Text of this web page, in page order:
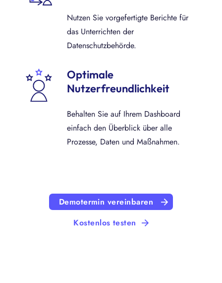
Nutzen Sie vorgefertigte Berichte für
das Unterrichten der
Datenschutzbehörde.
Optimale
Nutzerfreundlichkeit
Behalten Sie auf Ihrem Dashboard
einfach den Überblick über alle
Prozesse, Daten und Maßnahmen.
Demotermin vereinbaren
Kostenlos testen